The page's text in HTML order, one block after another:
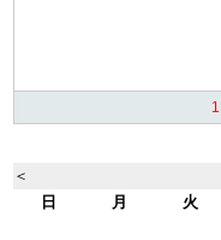
1
＜
日
月 火